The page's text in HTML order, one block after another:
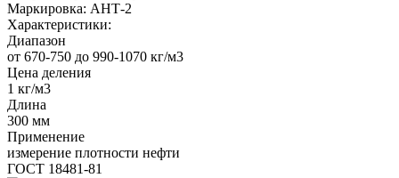
Маркировка: АНТ-2
Характеристики:
Диапазон
от 670-750 до 990-1070 кг/м3
Цена деления
1 кг/м3
Длина
300 мм
Применение
измерение плотности нефти
ГОСТ 18481-81